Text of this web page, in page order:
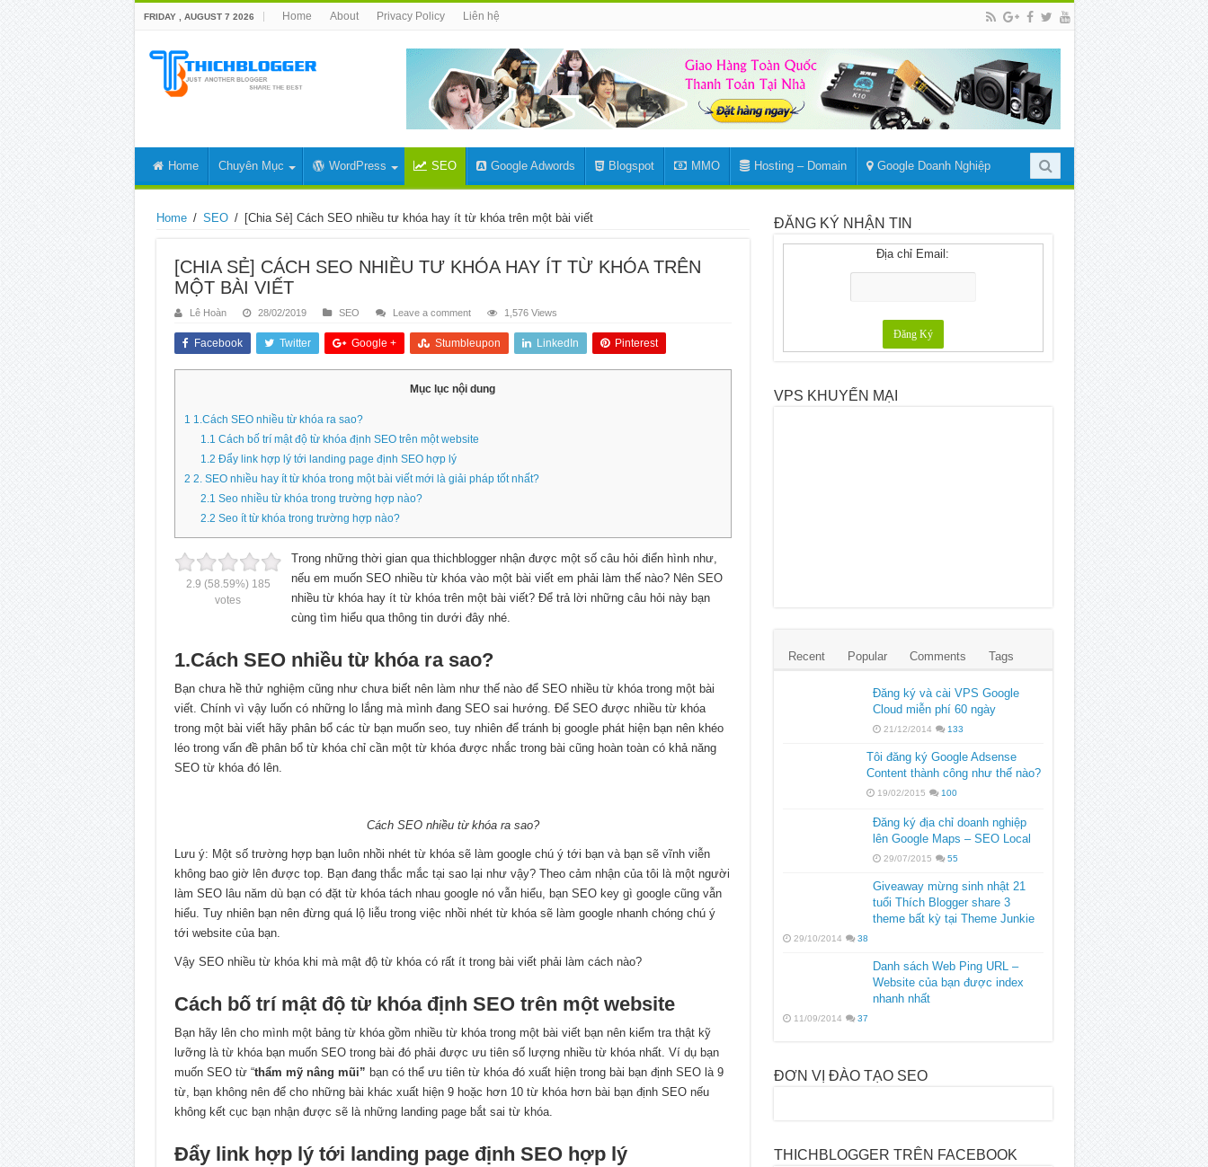
FRIDAY , AUGUST 7 2026 Home About Privacy Policy Liên hệ
Home Chuyên Mục WordPress SEO Google Adwords Blogspot MMO Hosting – Domain Google Doanh Nghiệp
Home / SEO / [Chia Sẻ] Cách SEO nhiều tư khóa hay ít từ khóa trên một bài viết
[CHIA SẺ] CÁCH SEO NHIỀU TƯ KHÓA HAY ÍT TỪ KHÓA TRÊN
MỘT BÀI VIẾT
Lê Hoàn 28/02/2019 SEO Leave a comment 1,576 Views
Facebook Twitter Google + Stumbleupon LinkedIn Pinterest
Mục lục nội dung
1 1.Cách SEO nhiều từ khóa ra sao?
1.1 Cách bố trí mật độ từ khóa định SEO trên một website
1.2 Đẩy link hợp lý tới landing page định SEO hợp lý
2 2. SEO nhiều hay ít từ khóa trong một bài viết mới là giải pháp tốt nhất?
2.1 Seo nhiều từ khóa trong trường hợp nào?
2.2 Seo ít từ khóa trong trường hợp nào?
2.9 (58.59%) 185
votes
Trong những thời gian qua thichblogger nhận được một số câu hỏi điển hình như,
nếu em muốn SEO nhiều từ khóa vào một bài viết em phải làm thế nào? Nên SEO
nhiều từ khóa hay ít từ khóa trên một bài viết? Để trả lời những câu hỏi này bạn
cùng tìm hiểu qua thông tin dưới đây nhé.
1.Cách SEO nhiều từ khóa ra sao?
Bạn chưa hề thử nghiệm cũng như chưa biết nên làm như thế nào để SEO nhiều từ khóa trong một bài
viết. Chính vì vậy luốn có những lo lắng mà mình đang SEO sai hướng. Để SEO được nhiều từ khóa
trong một bài viết hãy phân bổ các từ bạn muốn seo, tuy nhiên để tránh bị google phát hiện bạn nên khéo
léo trong vấn đề phân bổ từ khóa chỉ cần một từ khóa được nhắc trong bài cũng hoàn toàn có khả năng
SEO từ khóa đó lên.
Cách SEO nhiều từ khóa ra sao?
Lưu ý: Một số trường hợp bạn luôn nhồi nhét từ khóa sẽ làm google chú ý tới bạn và bạn sẽ vĩnh viễn
không bao giờ lên được top. Bạn đang thắc mắc tại sao lại như vậy? Theo cảm nhận của tôi là một người
làm SEO lâu năm dù bạn có đặt từ khóa tách nhau google nó vẫn hiểu, bạn SEO key gì google cũng vẫn
hiểu. Tuy nhiên bạn nên đừng quá lộ liễu trong việc nhồi nhét từ khóa sẽ làm google nhanh chóng chú ý
tới website của bạn.
Vậy SEO nhiều từ khóa khi mà mật độ từ khóa có rất ít trong bài viết phải làm cách nào?
Cách bố trí mật độ từ khóa định SEO trên một website
Bạn hãy lên cho mình một bảng từ khóa gồm nhiều từ khóa trong một bài viết bạn nên kiểm tra thật kỹ
lưỡng là từ khóa bạn muốn SEO trong bài đó phải được ưu tiên số lượng nhiều từ khóa nhất. Ví dụ bạn
muốn SEO từ “thẩm mỹ nâng mũi” bạn có thể ưu tiên từ khóa đó xuất hiện trong bài bạn định SEO là 9
từ, bạn không nên để cho những bài khác xuất hiện 9 hoặc hơn 10 từ khóa hơn bài bạn định SEO nếu
không kết cục bạn nhận được sẽ là những landing page bắt sai từ khóa.
Đẩy link hợp lý tới landing page định SEO hợp lý
ĐĂNG KÝ NHẬN TIN
Địa chỉ Email:
VPS KHUYẾN MẠI
Recent Popular Comments Tags
Đăng ký và cài VPS Google
Cloud miễn phí 60 ngày
21/12/2014 133
Tôi đăng ký Google Adsense
Content thành công như thế nào?
19/02/2015 100
Đăng ký địa chỉ doanh nghiệp
lên Google Maps – SEO Local
29/07/2015 55
Giveaway mừng sinh nhật 21
tuổi Thích Blogger share 3
theme bất kỳ tại Theme Junkie
29/10/2014 38
Danh sách Web Ping URL –
Website của bạn được index
nhanh nhất
11/09/2014 37
ĐƠN VỊ ĐÀO TẠO SEO
THICHBLOGGER TRÊN FACEBOOK